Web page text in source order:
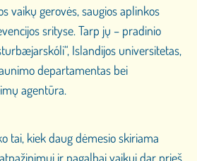
vaikų gerovės, saugios aplinkos
srityse. Tarp jų – pradinio
Islandijos universitetas,
departamentas bei
agentūra.
tai, kiek daug dėmesio skiriama
ir pagalbai vaikui dar prieš